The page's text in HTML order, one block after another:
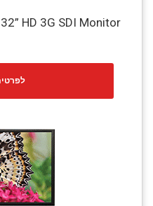
32” HD 3G SDI Monitor